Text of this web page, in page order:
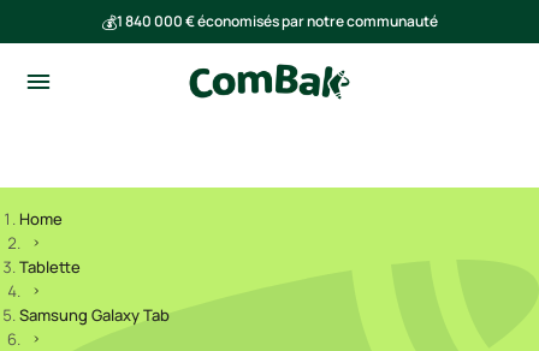
💰1 840 000 € économisés par notre communauté
Home
Tablette
Samsung Galaxy Tab